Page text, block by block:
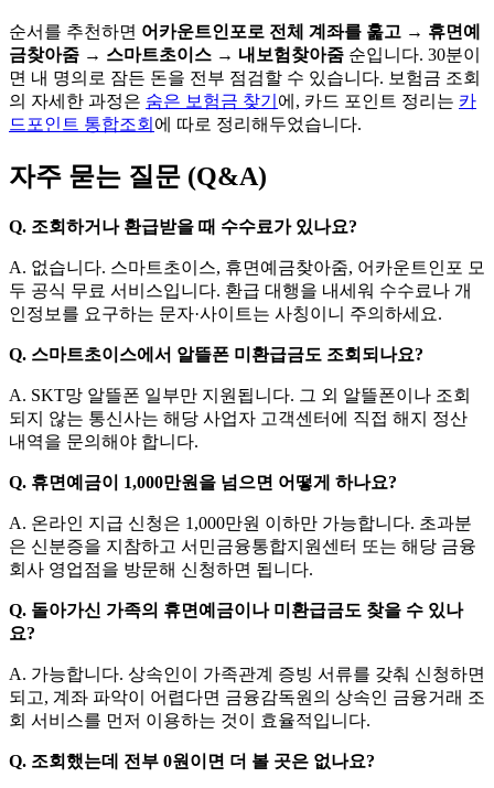
순서를 추천하면 어카운트인포로 전체 계좌를 훑고 → 휴면예
금찾아줌 → 스마트초이스 → 내보험찾아줌 순입니다. 30분이
면 내 명의로 잠든 돈을 전부 점검할 수 있습니다. 보험금 조회
의 자세한 과정은 숨은 보험금 찾기 에, 카드 포인트 정리는 카
드포인트 통합조회 에 따로 정리해두었습니다.
자주 묻는 질문 (Q&A)
Q. 조회하거나 환급받을 때 수수료가 있나요?
A. 없습니다. 스마트초이스, 휴면예금찾아줌, 어카운트인포 모
두 공식 무료 서비스입니다. 환급 대행을 내세워 수수료나 개
인정보를 요구하는 문자·사이트는 사칭이니 주의하세요.
Q. 스마트초이스에서 알뜰폰 미환급금도 조회되나요?
A. SKT망 알뜰폰 일부만 지원됩니다. 그 외 알뜰폰이나 조회
되지 않는 통신사는 해당 사업자 고객센터에 직접 해지 정산
내역을 문의해야 합니다.
Q. 휴면예금이 1,000만원을 넘으면 어떻게 하나요?
A. 온라인 지급 신청은 1,000만원 이하만 가능합니다. 초과분
은 신분증을 지참하고 서민금융통합지원센터 또는 해당 금융
회사 영업점을 방문해 신청하면 됩니다.
Q. 돌아가신 가족의 휴면예금이나 미환급금도 찾을 수 있나
요?
A. 가능합니다. 상속인이 가족관계 증빙 서류를 갖춰 신청하면
되고, 계좌 파악이 어렵다면 금융감독원의 상속인 금융거래 조
회 서비스를 먼저 이용하는 것이 효율적입니다.
Q. 조회했는데 전부 0원이면 더 볼 곳은 없나요?